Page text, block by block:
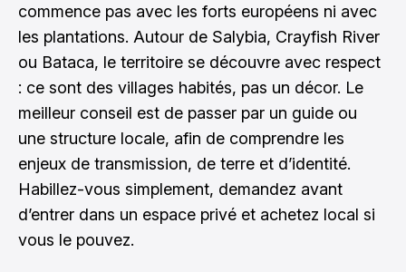
commence pas avec les forts européens ni avec
les plantations. Autour de Salybia, Crayfish River
ou Bataca, le territoire se découvre avec respect
: ce sont des villages habités, pas un décor. Le
meilleur conseil est de passer par un guide ou
une structure locale, afin de comprendre les
enjeux de transmission, de terre et d’identité.
Habillez-vous simplement, demandez avant
d’entrer dans un espace privé et achetez local si
vous le pouvez.